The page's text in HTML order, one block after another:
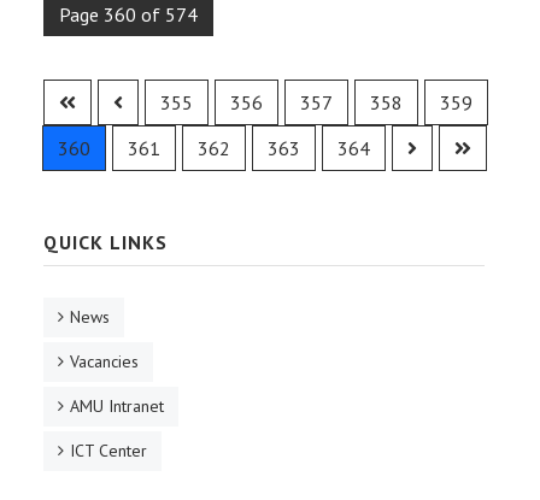
Page 360 of 574
355 356 357 358
359
360
361 362 363 364
QUICK LINKS
News
Vacancies
AMU Intranet
ICT Center